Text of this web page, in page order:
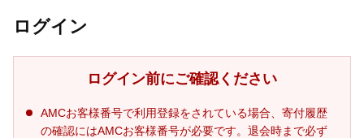
ログイン
ログイン前にご確認ください
AMCお客様番号で利用登録をされている場合、寄付履歴
の確認にはAMCお客様番号が必要です。退会時まで必ず